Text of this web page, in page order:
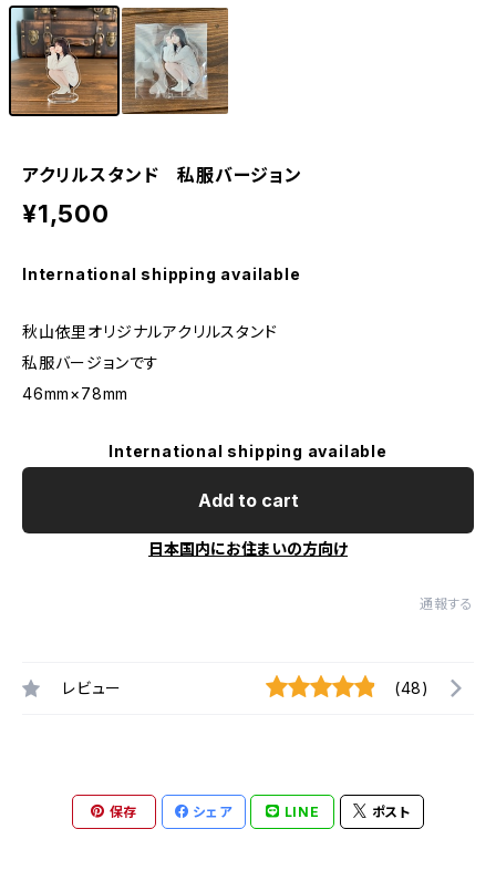
アクリルスタンド 私服バージョン
¥1,500
International shipping available
秋山依里オリジナルアクリルスタンド
私服バージョンです
46mm×78mm
International shipping available
Add to cart
日本国内にお住まいの方向け
通報する
レビュー (48)
保存 シェア LINE ポスト